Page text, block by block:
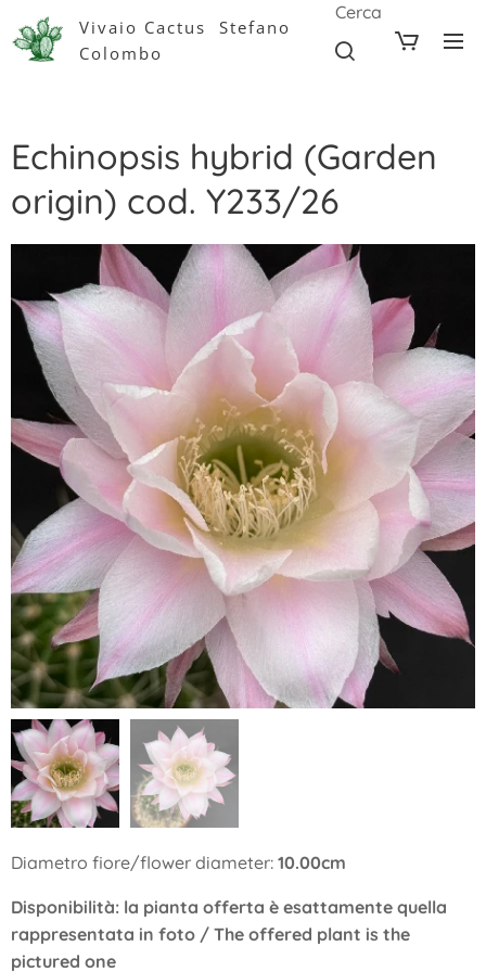
Vivaio Cactus Stefano
Colombo
Cerca
Echinopsis hybrid (Garden
origin) cod. Y233/26
Diametro fiore/flower diameter: 10.00cm
Disponibilità: la pianta offerta è esattamente quella
rappresentata in foto / The offered plant is the
pictured one